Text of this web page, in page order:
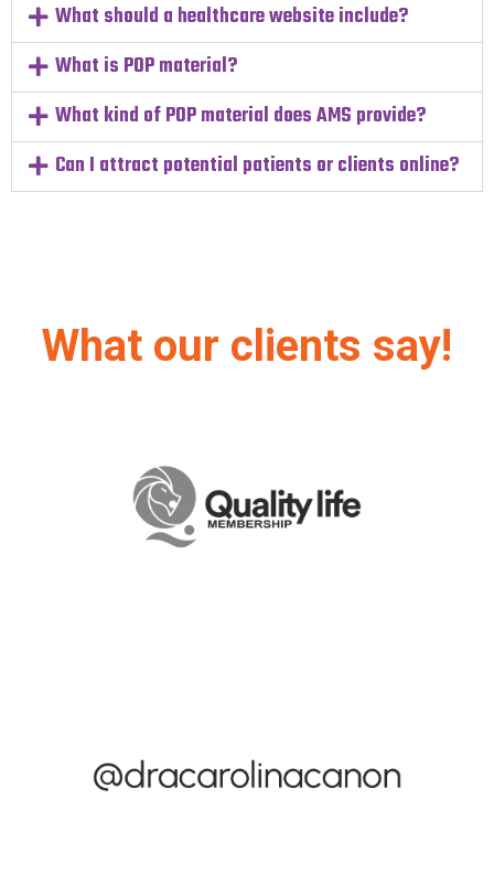
What should a healthcare website include?
What is POP material?
What kind of POP material does AMS provide?
Can I attract potential patients or clients online?
What our clients say!
Health Benefits Club with Discounts
¡La empresa brinda excelentes servicios! Atiende las
necesidades de la compañía. Tiene un buen ambiente de
trabajo, lo cual hace agradable el trabajo con ellos.
¡Me encanta su trabajo y profesionalismo, pero sobre todo